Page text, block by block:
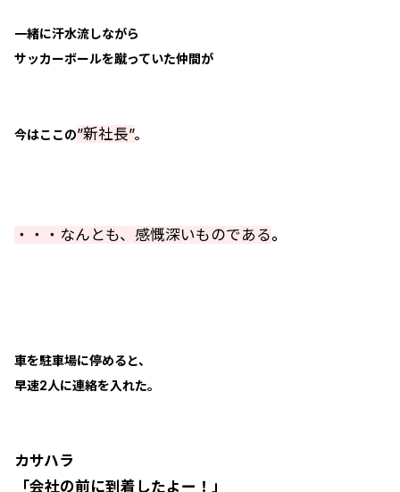
一緒に汗水流しながら
サッカーボールを蹴っていた仲間が
今はここの”新社長”。
・・・なんとも、感慨深いものである。
車を駐車場に停めると、
早速2人に連絡を入れた。
カサハラ
「会社の前に到着したよー！」